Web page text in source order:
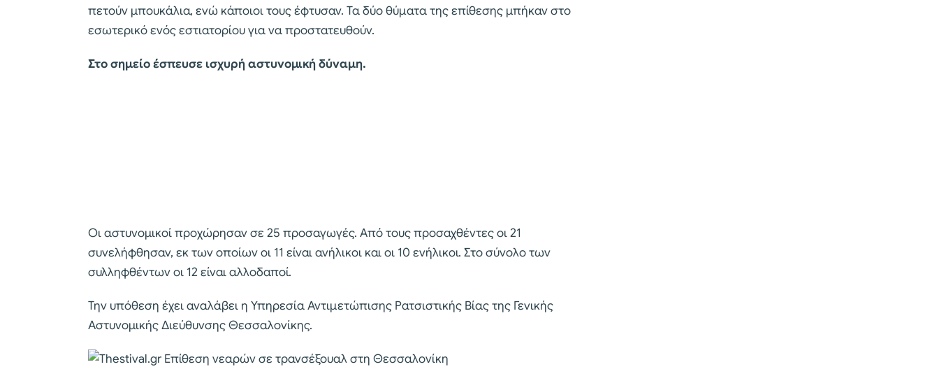
πετούν μπουκάλια, ενώ κάποιοι τους έφτυσαν. Τα δύο θύματα της επίθεσης μπήκαν στο
εσωτερικό ενός εστιατορίου για να προστατευθούν.
Στο σημείο έσπευσε ισχυρή αστυνομική δύναμη.
Oι αστυνομικοί προχώρησαν σε 25 προσαγωγές. Από τους προσαχθέντες οι 21
συνελήφθησαν, εκ των οποίων οι 11 είναι ανήλικοι και οι 10 ενήλικοι. Στο σύνολο των
συλληφθέντων οι 12 είναι αλλοδαποί.
Την υπόθεση έχει αναλάβει η Υπηρεσία Αντιμετώπισης Ρατσιστικής Βίας της Γενικής
Αστυνομικής Διεύθυνσης Θεσσαλονίκης.